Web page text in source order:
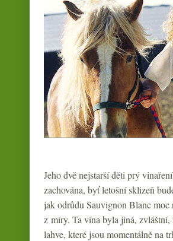
Jeho dvě nejstarší děti prý
zachována, byť letošní sklizeň
jak odrůdu Sauvignon Blanc moc
z míry. Ta vína byla jiná,
lahve, které jsou momentálně na